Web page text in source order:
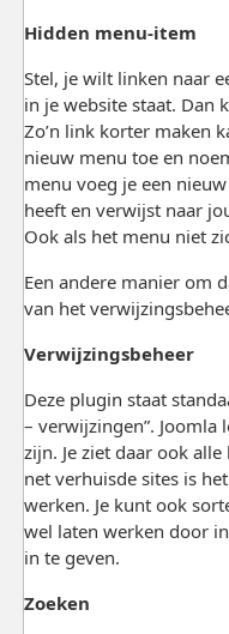
Hidden menu-item
Stel, je wilt linken naar
in je website staat. Dan
Zo’n link korter maken
nieuw menu toe en
menu voeg je een
heeft en verwijst naar
Ook als het menu niet
Een andere manier om
van het
Verwijzingsbeheer
Deze plugin staat
– verwijzingen”.
zijn. Je ziet daar ook
net verhuisde sites is
werken. Je kunt ook
wel laten werken door
in te geven.
Zoeken